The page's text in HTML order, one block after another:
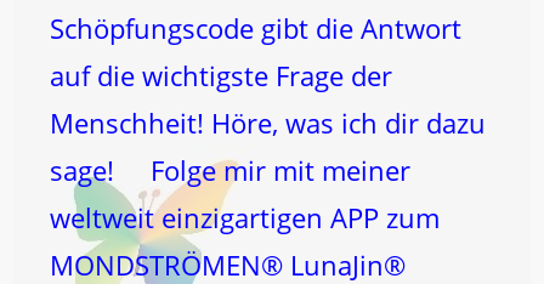
Schöpfungscode gibt die Antwort
auf die wichtigste Frage der
Menschheit! Höre, was ich dir dazu
sage! Folge mir mit meiner
weltweit einzigartigen APP zum
MONDSTRÖMEN® LunaJin®